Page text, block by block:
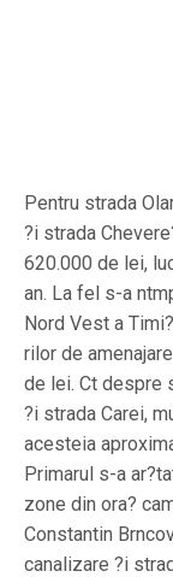
Pentru strada
?i strada
620.000 de lei,
an. La fel s-a
Nord Vest a
rilor de
de lei. Ct despre
?i strada Carei,
acesteia
Primarul s-a
zone din ora?
Constantin
canalizare ?i